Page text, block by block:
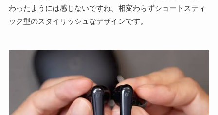
わったようには感じないですね。相変わらずショートスティ
ック型のスタイリッシュなデザインです。